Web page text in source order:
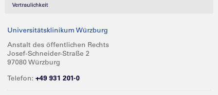
Vertraulichkeit
Universitätsklinikum Würzburg
Anstalt des öffentlichen Rechts
Josef-Schneider-Straße 2
97080 Würzburg
Telefon: +49 931 201-0